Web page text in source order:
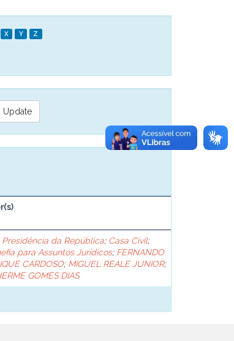
X Y Z
Presidência da República; Casa Civil;
para Assuntos Jurídicos; FERNANDO
CARDOSO; MIGUEL REALE JUNIOR;
GOMES DIAS